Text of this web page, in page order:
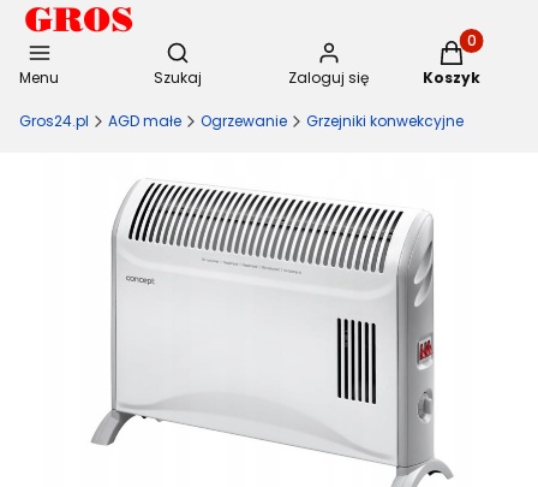
Menu
Otwórz wyszukiwarkę
Szukaj Zaloguj się
Produkty
Koszyk
Gros24.pl AGD małe Ogrzewanie Grzejniki konwekcyjne